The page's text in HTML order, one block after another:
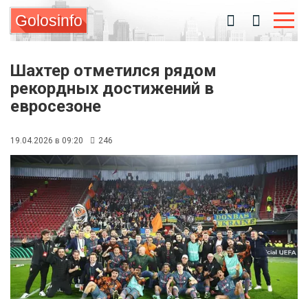
Golosinfo
Шахтер отметился рядом
рекордных достижений в
евросезоне
19.04.2026 в 09:20 246